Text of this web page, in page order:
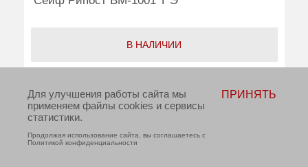
В НАЛИЧИИ
Взломостойкость: 2 класс
Огнестойкость: 30Б
Для улучшения работы сайта мы
применяем файлы cookies и сервисы
статистики.
Продолжая использование сайта, вы соглашаетесь с
Политикой конфиденциальности
ПРИНЯТЬ